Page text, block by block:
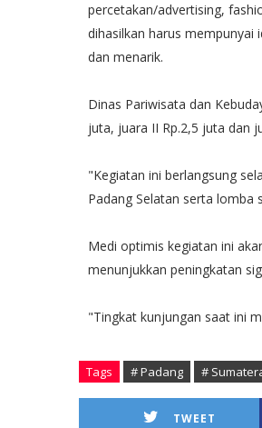
percetakan/advertising,
dihasilkan harus mempunyai
dan menarik.
Dinas Pariwisata dan
juta, juara II Rp.2,5 juta dan
"Kegiatan ini berlangsung
Padang Selatan serta lomba
Medi optimis kegiatan ini
menunjukkan peningkatan
"Tingkat kunjungan saat ini
Tags # Padang #
TWEET